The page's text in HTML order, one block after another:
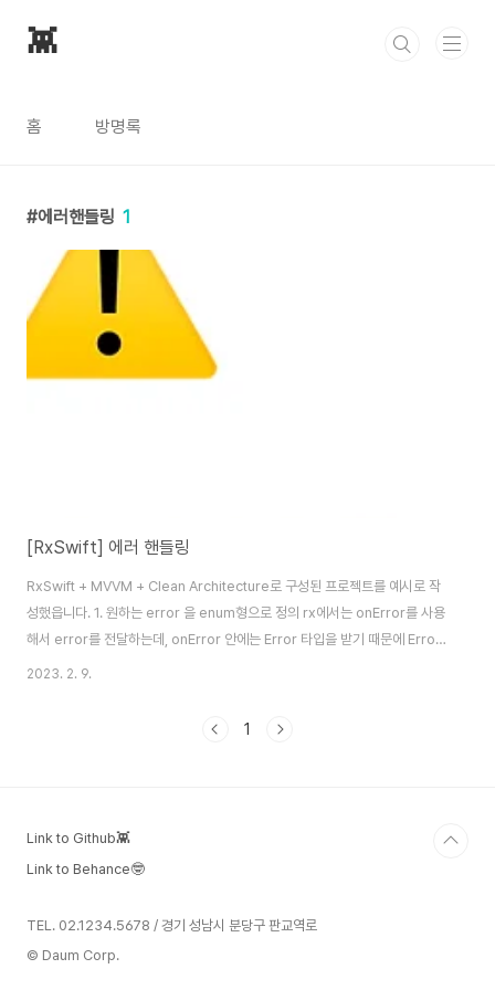
👾
홈 방명록
에러핸들링 1
[RxSwift] 에러 핸들링
RxSwift + MVVM + Clean Architecture로 구성된 프로젝트를 예시로 작
성했읍니다. 1. 원하는 error 을 enum형으로 정의 rx에서는 onError를 사용
해서 error를 전달하는데, onError 안에는 Error 타입을 받기 때문에 Error
프로토콜을 채택한 APIError를 생성해줬습니다. // MARK: - APIError
pathErr case serverErr case userInfoErr case decodingErr case
2023. 2. 9.
1
Link to Github👾
Link to Behance🤓
TEL. 02.1234.5678 / 경기 성남시 분당구 판교역로
© Daum Corp.